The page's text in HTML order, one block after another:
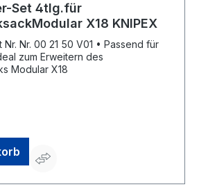
Set 4tlg.für
X18 KNIPEX
21 50 V01 • Passend für
zum Erweitern des
Modular X18